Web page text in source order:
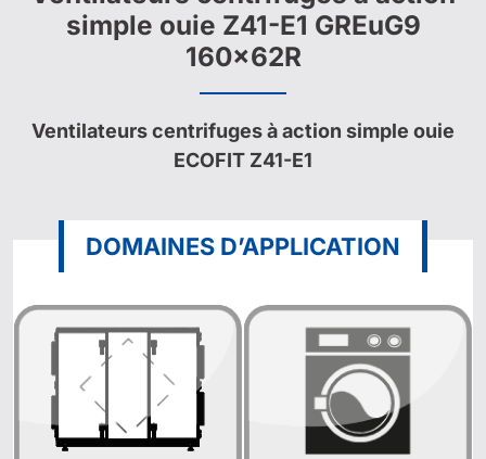
simple ouie Z41-E1 GREuG9
160x62R
Ventilateurs centrifuges à action simple ouie
ECOFIT Z41-E1
DOMAINES D’APPLICATION